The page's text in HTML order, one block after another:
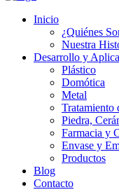
Inicio
¿Quiénes
Nuestra
Desarrollo y
Plástico
Domótica
Metal
Tratamiento
Piedra,
Farmacia y
Envase y
Productos
Blog
Contacto